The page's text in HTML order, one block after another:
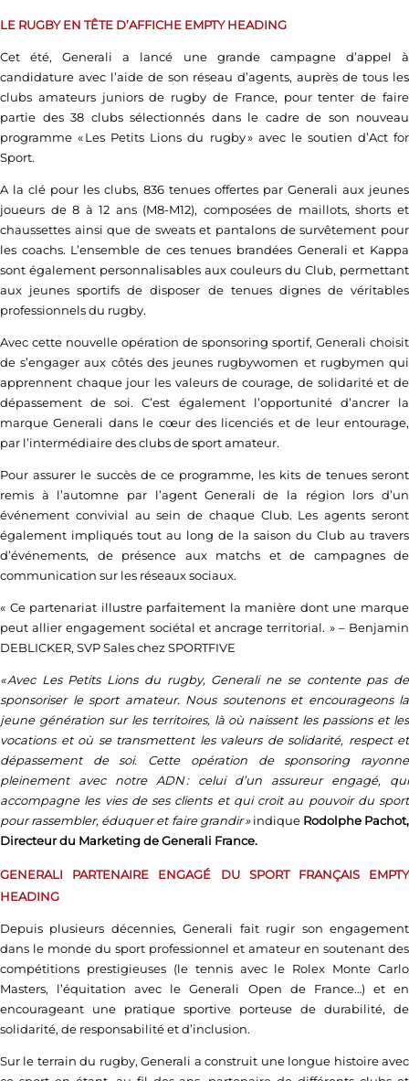
LE RUGBY EN TÊTE D’AFFICHE EMPTY HEADING
Cet été, Generali a lancé une grande campagne d’appel à
candidature avec l’aide de son réseau d’agents, auprès de tous les
clubs amateurs juniors de rugby de France, pour tenter de faire
partie des 38 clubs sélectionnés dans le cadre de son nouveau
programme « Les Petits Lions du rugby » avec le soutien d’Act for
Sport.
A la clé pour les clubs, 836 tenues offertes par Generali aux jeunes
joueurs de 8 à 12 ans (M8-M12), composées de maillots, shorts et
chaussettes ainsi que de sweats et pantalons de survêtement pour
les coachs. L’ensemble de ces tenues brandées Generali et Kappa
sont également personnalisables aux couleurs du Club, permettant
aux jeunes sportifs de disposer de tenues dignes de véritables
professionnels du rugby.
Avec cette nouvelle opération de sponsoring sportif, Generali choisit
de s’engager aux côtés des jeunes rugbywomen et rugbymen qui
apprennent chaque jour les valeurs de courage, de solidarité et de
dépassement de soi. C’est également l’opportunité d’ancrer la
marque Generali dans le cœur des licenciés et de leur entourage,
par l’intermédiaire des clubs de sport amateur.
Pour assurer le succès de ce programme, les kits de tenues seront
remis à l’automne par l’agent Generali de la région lors d’un
événement convivial au sein de chaque Club. Les agents seront
également impliqués tout au long de la saison du Club au travers
d’événements, de présence aux matchs et de campagnes de
communication sur les réseaux sociaux.
« Ce partenariat illustre parfaitement la manière dont une marque
peut allier engagement sociétal et ancrage territorial. » – Benjamin
DEBLICKER, SVP Sales chez SPORTFIVE
« Avec Les Petits Lions du rugby, Generali ne se contente pas de
sponsoriser le sport amateur. Nous soutenons et encourageons la
jeune génération sur les territoires, là où naissent les passions et les
vocations et où se transmettent les valeurs de solidarité, respect et
dépassement de soi. Cette opération de sponsoring rayonne
pleinement avec notre ADN : celui d’un assureur engagé, qui
accompagne les vies de ses clients et qui croit au pouvoir du sport
pour rassembler, éduquer et faire grandir »indique Rodolphe Pachot,
Directeur du Marketing de Generali France.
GENERALI PARTENAIRE ENGAGÉ DU SPORT FRANÇAIS
EMPTY
HEADING
Depuis plusieurs décennies, Generali fait rugir son engagement
dans le monde du sport professionnel et amateur en soutenant des
compétitions prestigieuses (le tennis avec le Rolex Monte Carlo
Masters, l’équitation avec le Generali Open de France…) et en
encourageant une pratique sportive porteuse de durabilité, de
solidarité, de responsabilité et d’inclusion.
Sur le terrain du rugby, Generali a construit une longue histoire avec